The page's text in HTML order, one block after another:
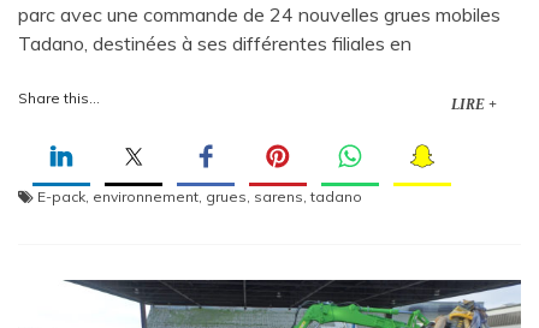
parc avec une commande de 24 nouvelles grues mobiles
Tadano, destinées à ses différentes filiales en
Share this... LIRE +
E-pack, environnement, grues, sarens,tadano